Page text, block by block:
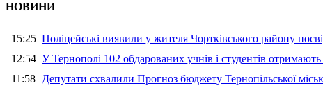
НОВИНИ
15:25 Поліцейські виявили у жителя Чортківського району
12:54 У Тернополі 102 обдарованих учнів і студентів отримають
11:58 Депутати схвалили Прогноз бюджету Тернопільської